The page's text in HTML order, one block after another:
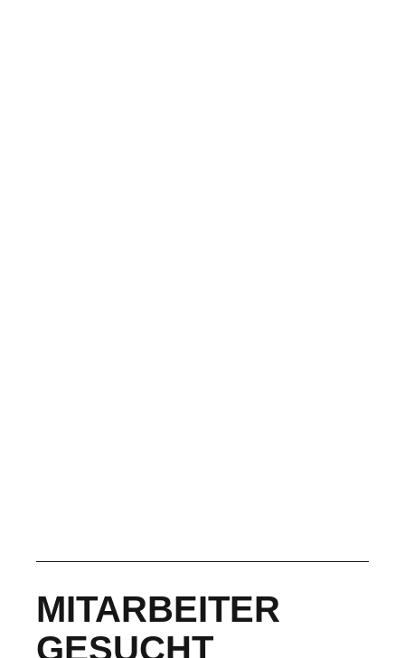
MITARBEITER
GESUCHT​